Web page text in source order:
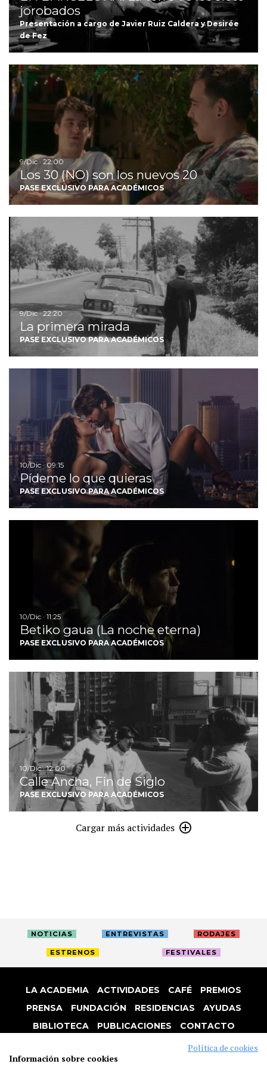
jorobados
Presentación a cargo de Javier Ruiz Caldera y Desirée
de Fez
9/Dic · 22:00
Los 30 (NO) son los nuevos 20
PASE EXCLUSIVO PARA ACADÉMICOS
9/Dic · 22:20
La primera mirada
PASE EXCLUSIVO PARA ACADÉMICOS
10/Dic · 09:15
Pídeme lo que quieras
PASE EXCLUSIVO PARA ACADÉMICOS
10/Dic · 11:25
Betiko gaua (La noche eterna)
PASE EXCLUSIVO PARA ACADÉMICOS
10/Dic · 12:00
Calle Ancha, Fin de Siglo
PASE EXCLUSIVO PARA ACADÉMICOS
Cargar más actividades
Política de cookies
Información sobre cookies
NOTICIAS ENTREVISTAS RODAJES
ESTRENOS FESTIVALES
LA ACADEMIA ACTIVIDADES CAFÉ
PREMIOS
PRENSA
FUNDACIÓN RESIDENCIAS
AYUDAS
BIBLIOTECA
PUBLICACIONES
CONTACTO
COOKIES